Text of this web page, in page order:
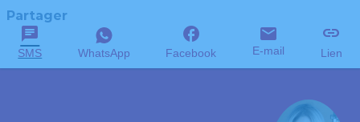
Partager
SMS WhatsApp Facebook E-mail Lien